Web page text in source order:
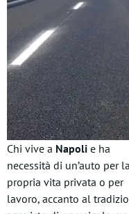
Chi vive a Napoli e ha
necessità di un’auto per la
propria vita privata o per
lavoro, accanto al